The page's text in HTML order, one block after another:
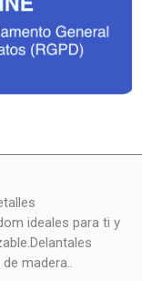
ideales para ti y
madera..